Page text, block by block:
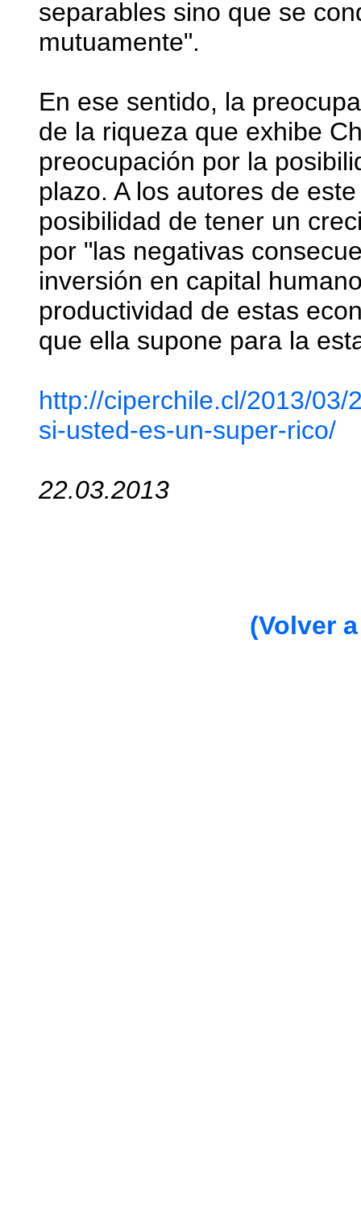
separables sino que se
mutuamente".
En ese sentido, la
de la riqueza que exhibe
preocupación por la
plazo. A los autores de
posibilidad de tener un
por "las negativas
inversión en capital
productividad de estas
que ella supone para la
http://ciperchile.cl/2013/
si-usted-es-un-super-rico/
22.03.2013
(Volver